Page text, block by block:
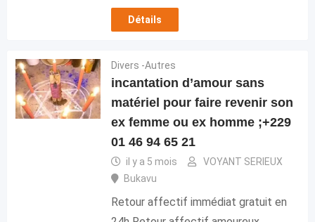
Détails
Divers -Autres
incantation d’amour sans
matériel pour faire revenir son
ex femme ou ex homme ;+229
01 46 94 65 21
il y a 5 mois
VOYANT SERIEUX
Bukavu
Retour affectif immédiat gratuit en